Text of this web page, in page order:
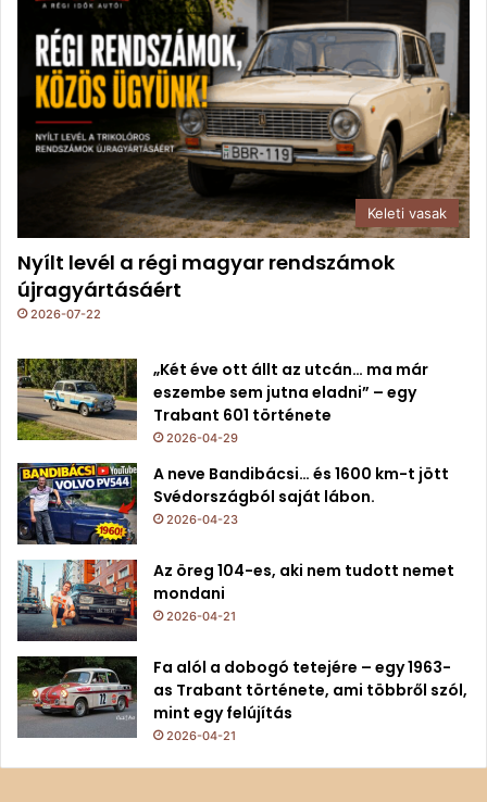
Keleti vasak
Nyílt levél a régi magyar rendszámok
újragyártásáért
2026-07-22
„Két éve ott állt az utcán… ma már
eszembe sem jutna eladni” – egy
Trabant 601 története
2026-04-29
A neve Bandibácsi… és 1600 km-t jött
Svédországból saját lábon.
2026-04-23
Az öreg 104-es, aki nem tudott nemet
mondani
2026-04-21
Fa alól a dobogó tetejére – egy 1963-
as Trabant története, ami többről szól,
mint egy felújítás
2026-04-21